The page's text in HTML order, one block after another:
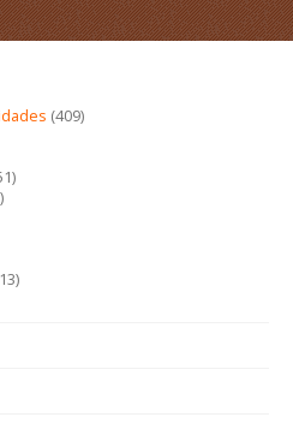
(409)